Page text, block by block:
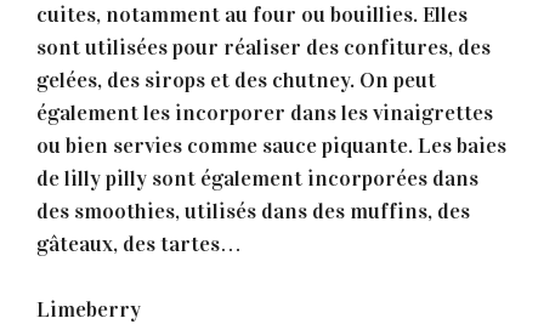
cuites, notamment au four ou bouillies. Elles
sont utilisées pour réaliser des confitures, des
gelées, des sirops et des chutney. On peut
également les incorporer dans les vinaigrettes
ou bien servies comme sauce piquante. Les baies
de lilly pilly sont également incorporées dans
des smoothies, utilisés dans des muffins, des
gâteaux, des tartes…
Limeberry